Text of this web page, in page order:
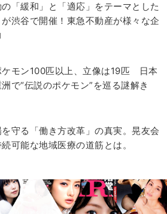
「緩和」と「適応」をテーマとした
渋谷で開催！東急不動産が様々な企
ケモン100匹以上、立像は19匹 日本
で“伝説のポケモン”を巡る謎解き
守る「働き方改革」の真実。晃友会
可能な地域医療の道筋とは。